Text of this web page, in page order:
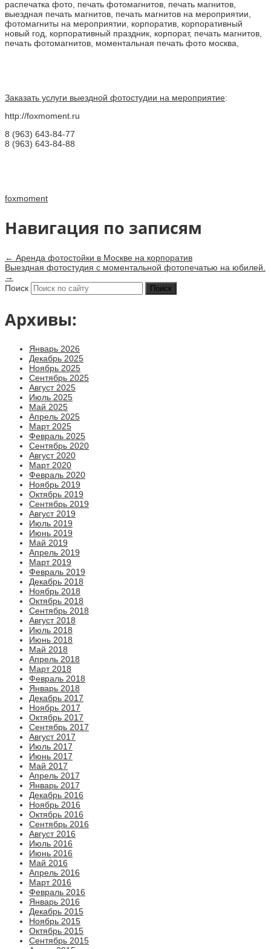
Заказать услуги выездной фотостудии на мероприятие:
http://foxmoment.ru
8 (963) 643-84-77
8 (963) 643-84-88
foxmoment
Навигация по записям
← Аренда фотостойки в Москве на корпоратив
Выездная фотостудия с моментальной фотопечатью на юбилей.
→
Поиск
Архивы:
Январь 2026
Декабрь 2025
Ноябрь 2025
Сентябрь 2025
Август 2025
Июль 2025
Май 2025
Апрель 2025
Март 2025
Февраль 2025
Сентябрь 2020
Август 2020
Март 2020
Февраль 2020
Ноябрь 2019
Октябрь 2019
Сентябрь 2019
Август 2019
Июль 2019
Июнь 2019
Май 2019
Апрель 2019
Март 2019
Февраль 2019
Декабрь 2018
Ноябрь 2018
Октябрь 2018
Сентябрь 2018
Август 2018
Июль 2018
Июнь 2018
Май 2018
Апрель 2018
Март 2018
Февраль 2018
Январь 2018
Декабрь 2017
Ноябрь 2017
Октябрь 2017
Сентябрь 2017
Август 2017
Июль 2017
Июнь 2017
Май 2017
Апрель 2017
Январь 2017
Декабрь 2016
Ноябрь 2016
Октябрь 2016
Сентябрь 2016
Август 2016
Июль 2016
Июнь 2016
Май 2016
Апрель 2016
Март 2016
Февраль 2016
Январь 2016
Декабрь 2015
Ноябрь 2015
Октябрь 2015
Сентябрь 2015